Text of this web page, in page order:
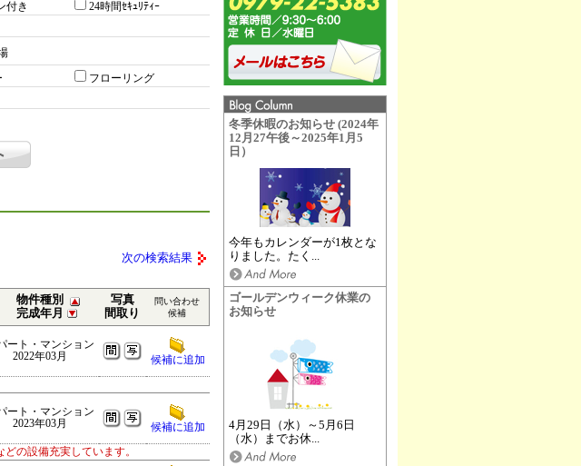
冬季休暇のお知らせ (2024年
12月27午後～2025年1月5
日）
今年もカレンダーが1枚とな
りました。たく...
ゴールデンウィーク休業の
お知らせ
4月29日（水）～5月6日
（水）までお休...
付き
24時間ｾｷｭﾘﾃｨｰ
フローリング
次の検索結果
物件種別
完成年月
写真
間取り
問い合わせ
候補
ート・マンション
2022年03月
候補に追加
ート・マンション
2023年03月
候補に追加
の設備充実しています。